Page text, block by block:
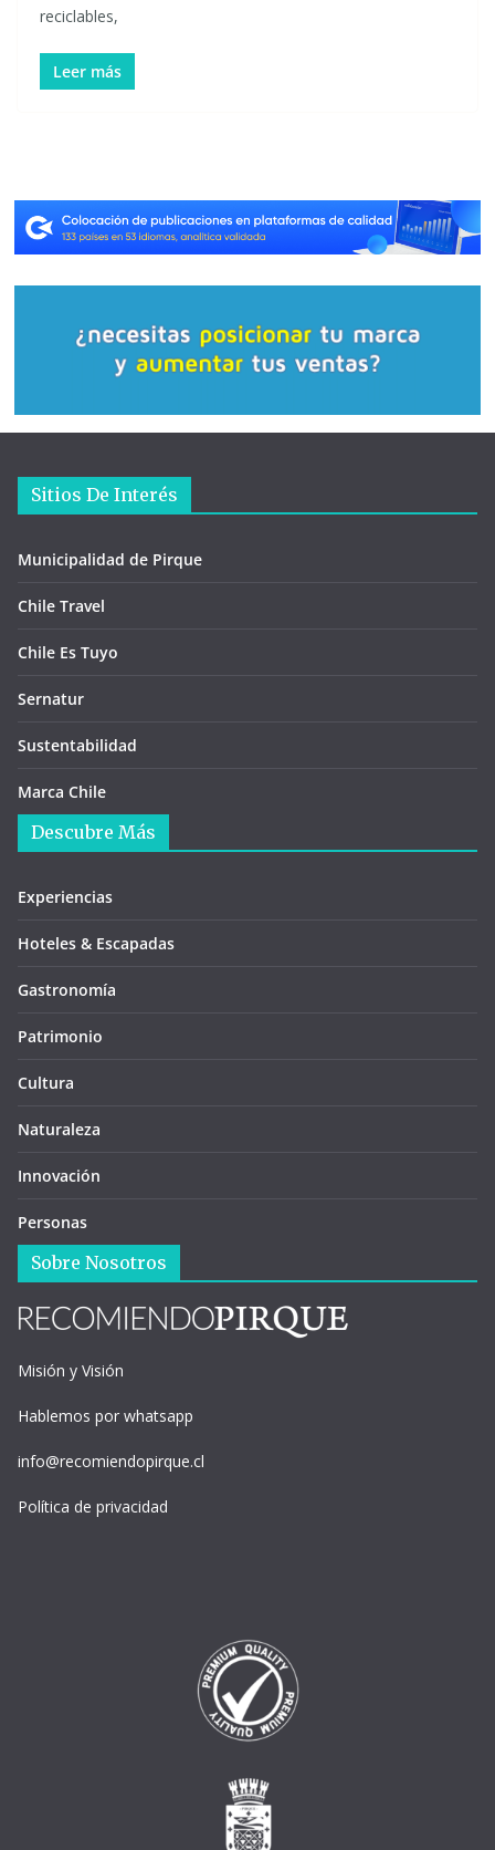
reciclables,
Leer más
Sitios De Interés
Municipalidad de Pirque
Chile Travel
Chile Es Tuyo
Sernatur
Sustentabilidad
Marca Chile
Descubre Más
Experiencias
Hoteles & Escapadas
Gastronomía
Patrimonio
Cultura
Naturaleza
Innovación
Personas
Sobre Nosotros
Misión y Visión
Hablemos por whatsapp
info@recomiendopirque.cl
Política de privacidad